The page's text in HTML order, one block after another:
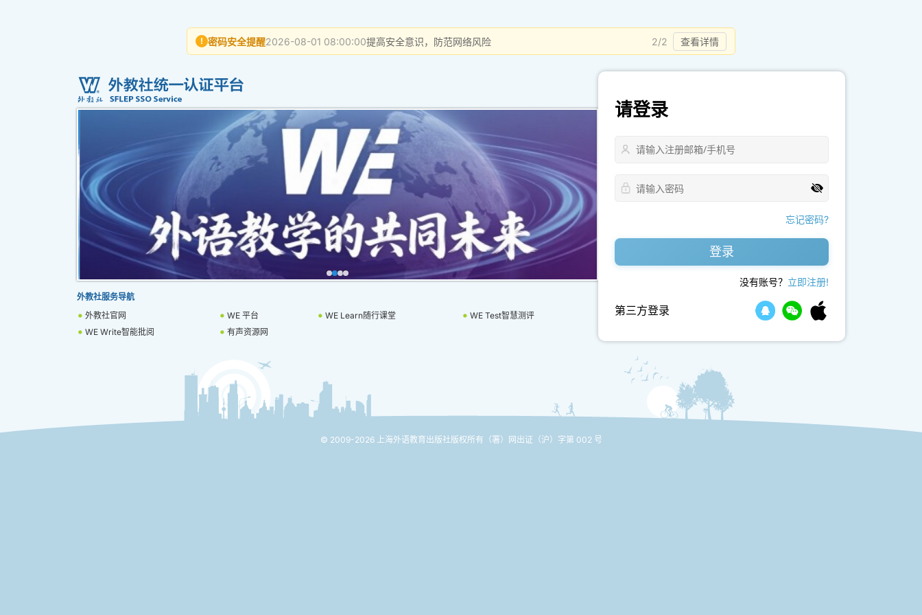
! 密码安全提醒2026-08-01 08:00:00提高安全意识，防范网络风险 2/2 查看详情
外教社服务导航
外教社官网
WE 平台 WE Learn随行课堂
WE Test智慧测评
WE Write智能批阅
有声资源网
请登录
忘记密码?
登录
没有账号？ 立即注册!
第三方登录
© 2009-2026 上海外语教育出版社版权所有 （署）网出证（沪）字第 002 号